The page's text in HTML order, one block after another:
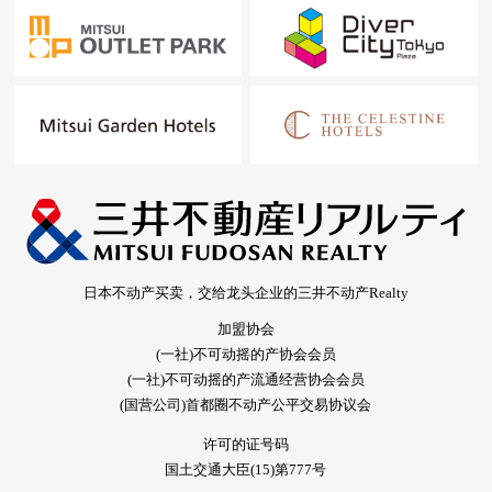
日本不动产买卖，交给龙头企业的三井不动产Realty
加盟协会
(一社)不可动摇的产协会会员
(一社)不可动摇的产流通经营协会会员
(国营公司)首都圈不动产公平交易协议会
许可的证号码
国土交通大臣(15)第777号